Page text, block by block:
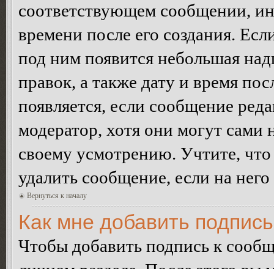
соответствующем сообщении,
времени после его создания.
под ним появится небольшая
правок, а также дату и время
появляется, если сообщение
модератор, хотя они могут сами
своему усмотрению. Учтите,
удалить сообщение, если на
Вернуться к началу
Как мне добавить
Чтобы добавить подпись к